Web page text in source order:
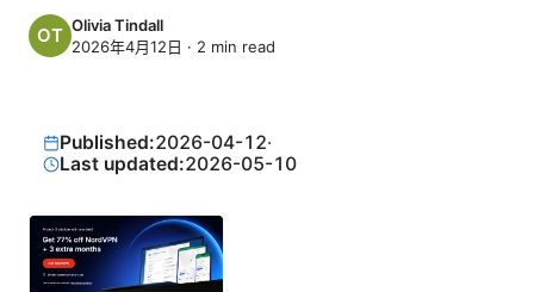
Olivia Tindall
2026年4月12日 · 2 min read
Published:2026-04-12·
Last updated:2026-05-10